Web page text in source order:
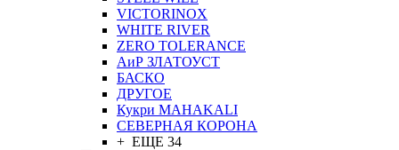
VICTORINOX
WHITE RIVER
ZERO TOLERANCE
АиР ЗЛАТОУСТ
БАСКО
ДРУГОЕ
Кукри MAHAKALI
СЕВЕРНАЯ КОРОНА
+ ЕЩЕ 34